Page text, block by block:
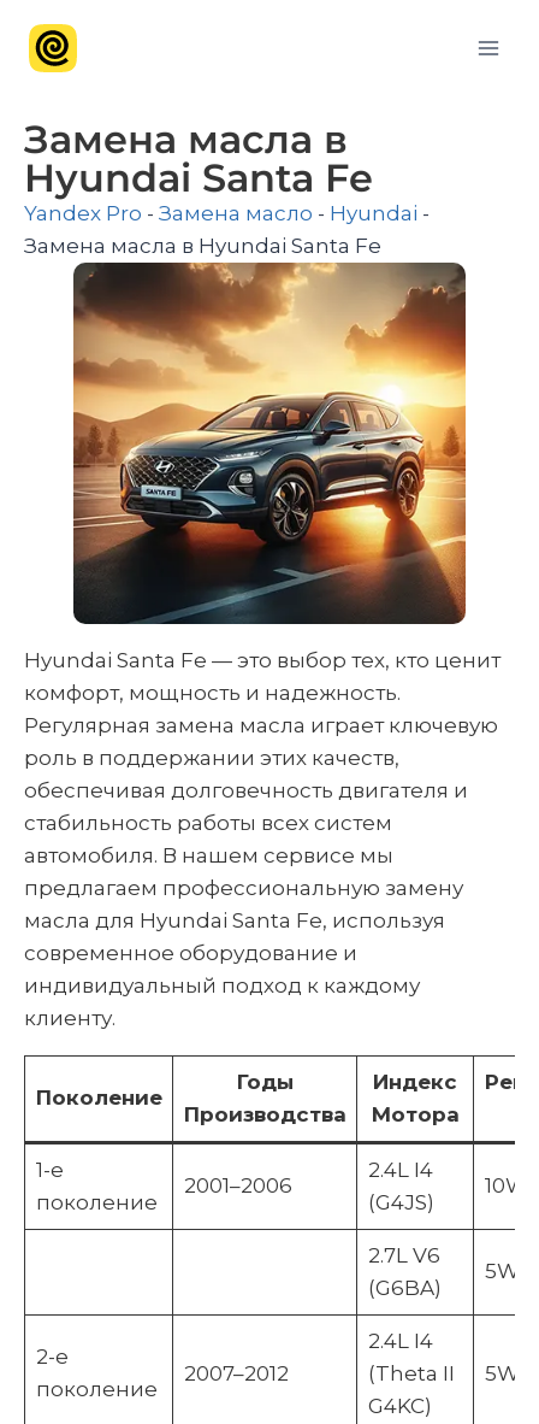
Замена масла в
Hyundai Santa Fe
Yandex Pro - Замена масло - Hyundai -
Замена масла в Hyundai Santa Fe
Hyundai Santa Fe — это выбор тех, кто ценит
комфорт, мощность и надежность.
Регулярная замена масла играет ключевую
роль в поддержании этих качеств,
обеспечивая долговечность двигателя и
стабильность работы всех систем
автомобиля. В нашем сервисе мы
предлагаем профессиональную замену
масла для Hyundai Santa Fe, используя
современное оборудование и
индивидуальный подход к каждому
клиенту.
Поколение
Годы
Производства
Индекс
Мотора
1-е
поколение
2001–2006
2.4L I4
(G4JS)
2.7L V6
(G6BA)
5W-
2-е
поколение
2007–2012
2.4L I4
(Theta II
G4KC)
5W-